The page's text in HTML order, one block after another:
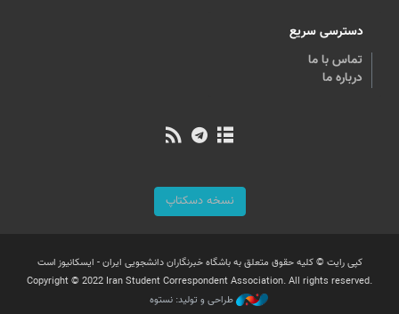
دسترسی سریع
تماس با ما
درباره ما
نسخه دسکتاپ
کپی رایت © کلیه حقوق متعلق به باشگاه خبرنگاران دانشجویی ایران - ایسکانیوز است
Copyright © 2022 Iran Student Correspondent Association. All rights reserved.
طراحی و تولید: نستوه